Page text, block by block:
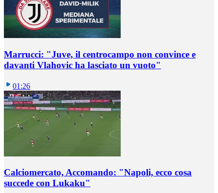
Marrucci: "Juve, il centrocampo non convince e
davanti Vlahovic ha lasciato un vuoto"
01:26
Calciomercato, Accomando: "Napoli, ecco cosa
succede con Lukaku"